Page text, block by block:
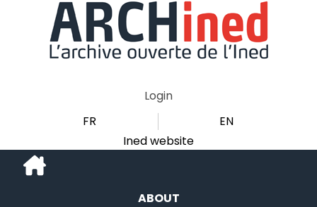
Login
FR
EN
Ined website
ABOUT